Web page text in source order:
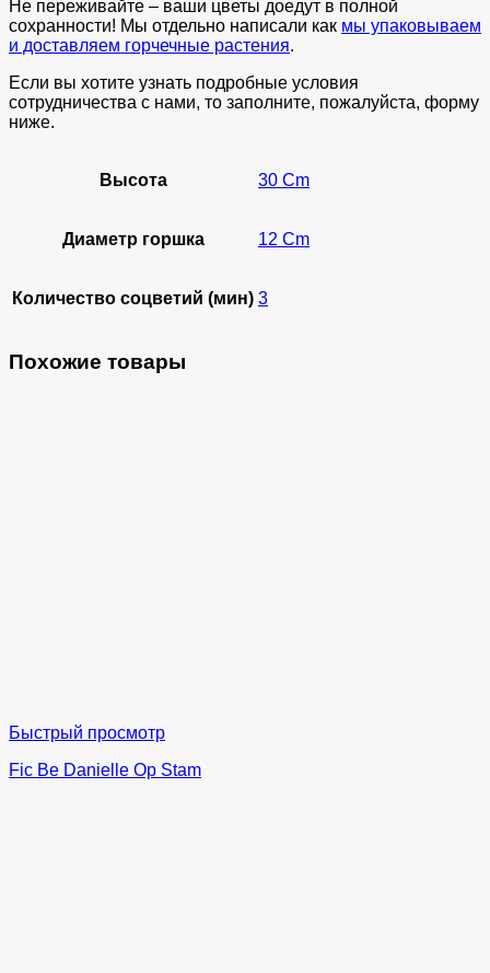
Не переживайте – ваши цветы доедут в полной
сохранности! Мы отдельно написали как мы упаковываем
и доставляем горчечные растения.
Если вы хотите узнать подробные условия
сотрудничества с нами, то заполните, пожалуйста, форму
ниже.
Высота 30 Cm
Диаметр горшка 12 Cm
Количество соцветий (мин) 3
Похожие товары
Быстрый просмотр
Fic Be Danielle Op Stam